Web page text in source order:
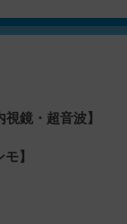
鏡・超音波】
】